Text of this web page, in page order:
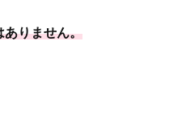
ありません。